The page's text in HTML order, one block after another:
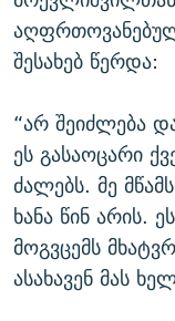
შესახებ წერდა:
“არ შეიძლება
ეს გასაოცარი
ძალებს. მე
ხანა წინ არის.
მოგვცემს
ასახავენ მას